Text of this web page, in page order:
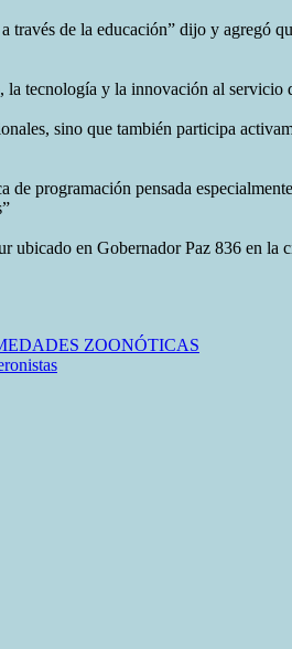
de la educación” dijo y agregó
la tecnología y la innovación al servicio
sino que también participa
programación pensada
en Gobernador Paz 836 en
ZOONÓTICAS